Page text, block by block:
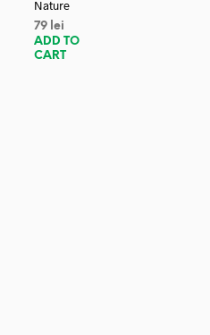
Nature
79 lei
ADD TO
CART